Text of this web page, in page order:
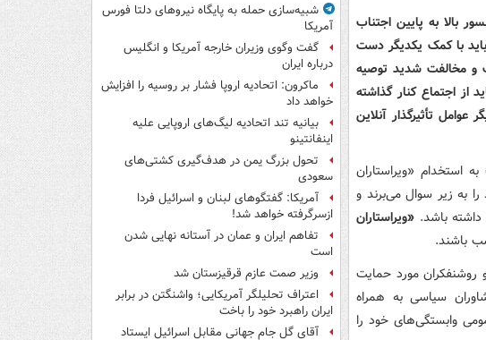
بالا به پایین اجتناب
با کمک یکدیگر دست
و مخالفت شدید توصیه
از اجتماع کنار گذاشته
تأثیرگذار آنلاین
استخدام «ویراستاران
به زیر سوال می‌برند و
باشد. «ویراستاران
باشند.
مورد حمایت
سیاسی به همراه
وابستگی‌های خود را
شبیه‌سازی حمله به پایگاه نیروهای دلتا فورس
آمریکا
گفت وگوی وزیران خارجه آمریکا و انگلیس
درباره ایران
ماکرون: اتحادیه اروپا فشار بر روسیه را افزایش
خواهد داد
بیانیه تند اتحادیه لیگ‌های اروپایی علیه
اینفانتینو
تحول بزرگ یمن در هدف‌گیری کشتی‌های
سعودی
آمریکا: گفتگوهای لبنان و اسرائیل فردا
ازسرگرفته خواهد شد!
تفاهم ایران و عمان در آستانه نهایی شدن
است
وزیر صمت عازم قرقیزستان شد
اعتراف تحلیلگر آمریکایی؛ واشنگتن در برابر
ایران راهبرد خود را باخت
آقای گل جام جهانی مقابل اسرائیل ایستاد